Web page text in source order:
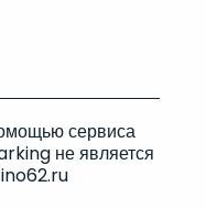
сервиса
не является